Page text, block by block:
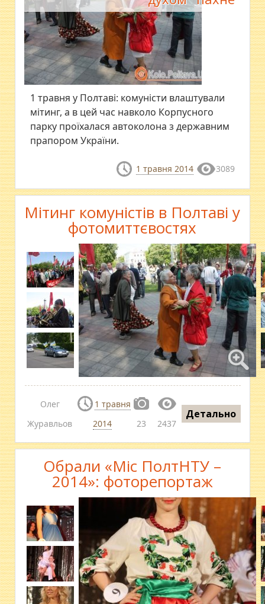
1 травня у Полтаві: комуністи влаштували
мітинг, а в цей час навколо Корпусного
парку проїхалася автоколона з державним
прапором України.
1 травня 2014 3089
Мітинг комуністів в Полтаві у
фотомиттєвостях
Олег
Журавльов
1 травня
2014
23 2437
Детально
Обрали «Міс ПолтНТУ –
2014»: фоторепортаж